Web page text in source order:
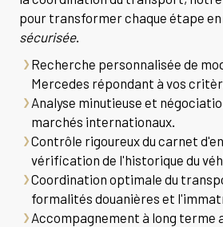
pour transformer chaque étape en
sécurisée.
Recherche personnalisée de
Mercedes répondant à vos
Analyse minutieuse et
marchés internationaux.
Contrôle rigoureux du carnet
vérification de l'historique du
Coordination optimale du
formalités douanières et
Accompagnement à long terme